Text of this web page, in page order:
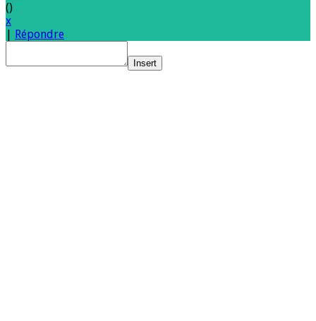
()
x
| Répondre
Insert